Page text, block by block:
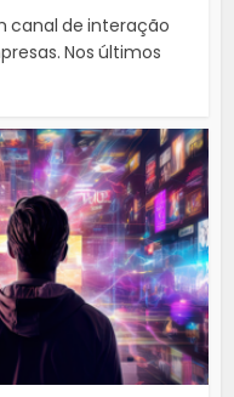
canal de interação
Nos últimos